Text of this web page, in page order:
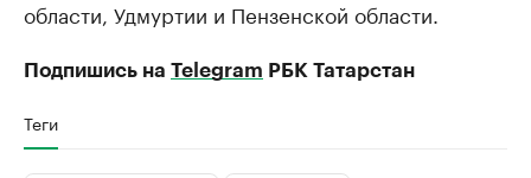
области, Удмуртии и Пензенской области.
Подпишись на Telegram РБК Татарстан
Теги